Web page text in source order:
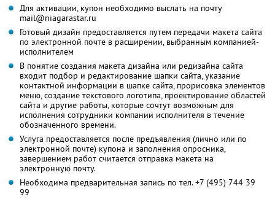
Для активации, купон необходимо выслать на почту
mail@niagarastar.ru
Готовый дизайн предоставляется путем передачи макета сайта
по электронной почте в расширении, выбранным компанией-
исполнителем
В понятие создания макета дизайна или редизайна сайта
входит подбор и редактирование шапки сайта, указание
контактной информации в шапке сайта, прорисовка элементов
меню, создание текстового логотипа, проектирование областей
сайта и другие работы, которые сочтут возможным для
исполнения сотрудники компании исполнителя в течение
обозначенного времени.
Услуга предоставляется после предъявления (лично или по
электронной почте) купона и заполнения опросника,
завершением работ считается отправка макета на
электронную почту.
Необходима предварительная запись по тел. +7 (495) 744 39
99